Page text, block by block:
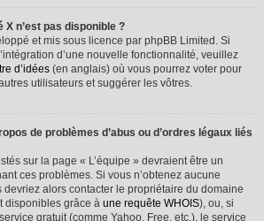
X n’est pas disponible ?
et mis sous licence par phpBB Limited. Si
d’une nouvelle fonctionnalité, veuillez
d’idées (en anglais) où vous pourrez voter pour
utilisateurs et suggérer les vôtres.
de problèmes d’abus ou d’ordres légaux liés
sur la page « L’équipe » devraient être un
ces problèmes. Si vous n’obtenez aucune
devriez alors contacter le propriétaire du domaine
disponibles grâce à une requête WHOIS), ou, si
gratuit (comme Yahoo, Free, etc.), le service